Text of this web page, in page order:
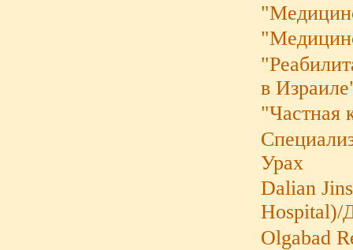
в
"Частная
Урах
Dalian
Hospital)/
Olgabad